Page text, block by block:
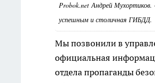
Probok.net Андрей Мухортиков.
успешным и столичная ГИБДД.
Мы позвонили в
официальная
отдела пропаганды